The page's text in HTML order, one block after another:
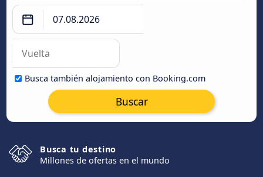
Busca también alojamiento con Booking.com
Buscar
Busca tu destino
Millones de ofertas en el mundo